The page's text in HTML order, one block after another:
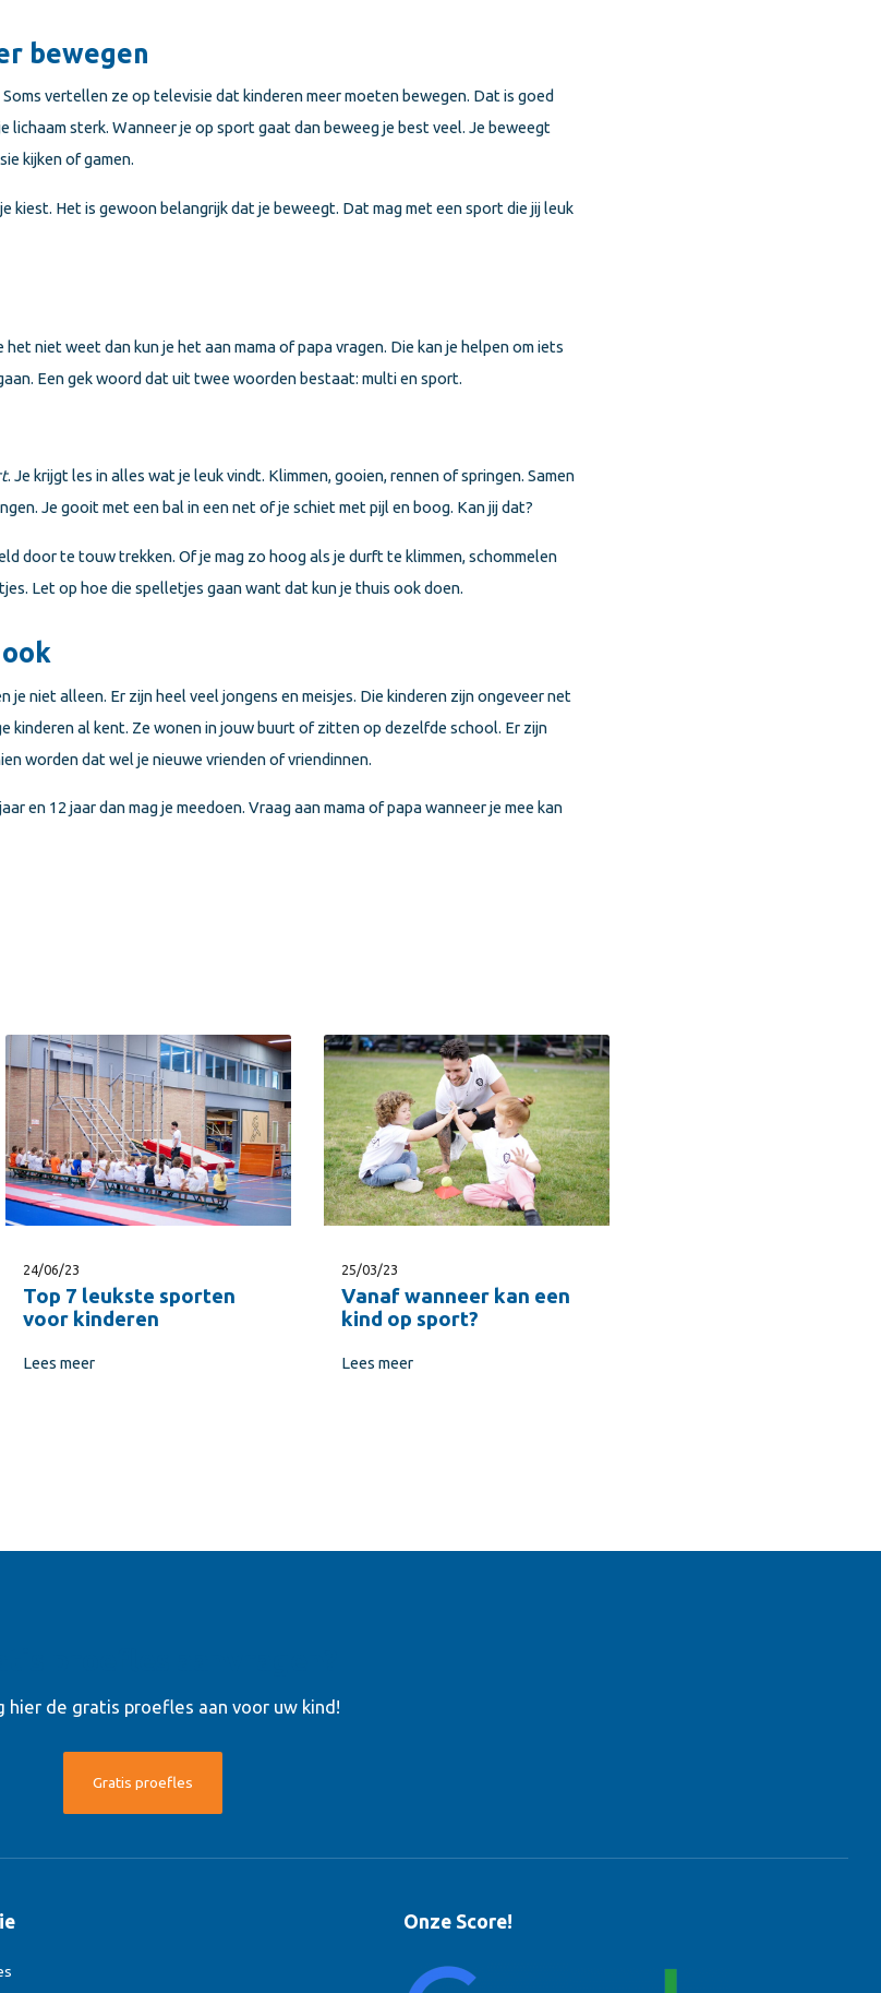
bewegen
vertellen ze op televisie dat kinderen meer moeten bewegen. Dat is goed
lichaam sterk. Wanneer je op sport gaat dan beweeg je best veel. Je beweegt
kijken of gamen.
kiest. Het is gewoon belangrijk dat je beweegt. Dat mag met een sport die jij leuk
niet weet dan kun je het aan mama of papa vragen. Die kan je helpen om iets
Een gek woord dat uit twee woorden bestaat: multi en sport.
. Je krijgt les in alles wat je leuk vindt. Klimmen, gooien, rennen of springen. Samen
Je gooit met een bal in een net of je schiet met pijl en boog. Kan jij dat?
door te touw trekken. Of je mag zo hoog als je durft te klimmen, schommelen
Let op hoe die spelletjes gaan want dat kun je thuis ook doen.
je niet alleen. Er zijn heel veel jongens en meisjes. Die kinderen zijn ongeveer net
kinderen al kent. Ze wonen in jouw buurt of zitten op dezelfde school. Er zijn
worden dat wel je nieuwe vrienden of vriendinnen.
en 12 jaar dan mag je meedoen. Vraag aan mama of papa wanneer je mee kan
24/06/23
Top 7 leukste sporten
voor kinderen
Lees meer
25/03/23
Vanaf wanneer kan een
kind op sport?
Lees meer
hier de gratis proefles aan voor uw kind!
Gratis proefles
Onze Score!